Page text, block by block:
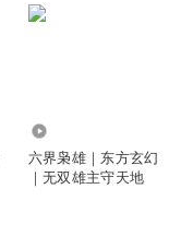
六界枭雄｜东方玄幻
｜无双雄主守天地